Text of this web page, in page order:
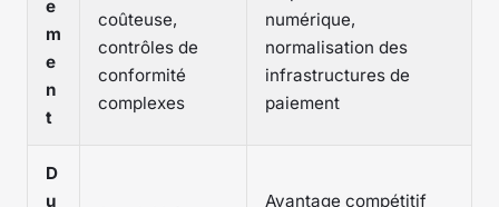
e
m
e
n
t
coûteuse,
contrôles de
conformité
complexes
numérique,
normalisation des
infrastructures de
paiement
D
u
Avantage compétitif